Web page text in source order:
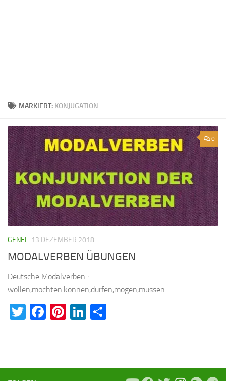
MARKIERT: KONJUGATION
0
GENEL 13 DEZEMBER 2018
MODALVERBEN ÜBUNGEN
Deutsche Modalverben :
wollen,möchten.können,dürfen,mögen,müssen
Twitter
Facebook
Pinterest
LinkedIn